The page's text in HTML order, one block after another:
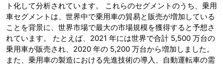
ト化して分析されています。 これらのセグメントのうち、乗用
車セグメントは、世界中で乗用車の貿易と販売が増加している
ことを背景に、世界市場で最大の市場規模を獲得すると予想さ
れています。 たとえば、2021 年には世界で合計 5,500 万台の
乗用車が販売され、2020 年の 5,200 万台から増加しました。
また、乗用車の製造における先進技術の導入、自動運転車の需